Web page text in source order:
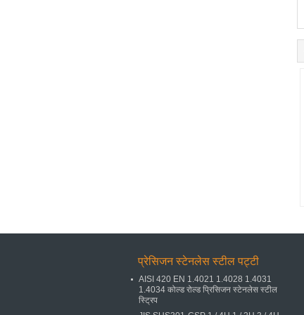
प्रेसिजन स्टेनलेस स्टील पट्टी
AISI 420 EN 1.4021 1.4028 1.4031
1.4034 कोल्ड रोल्ड प्रिसिजन स्टेनलेस स्टील
स्ट्रिप